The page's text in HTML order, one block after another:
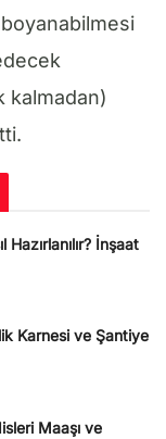
kalmadan)
İnşaat
Karnesi ve Şantiye
Maaşı ve